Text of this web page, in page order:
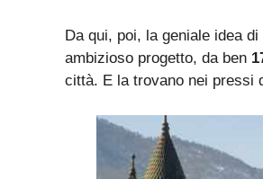
Da qui, poi, la geniale idea di
ambizioso progetto, da ben
città. E la trovano nei pressi